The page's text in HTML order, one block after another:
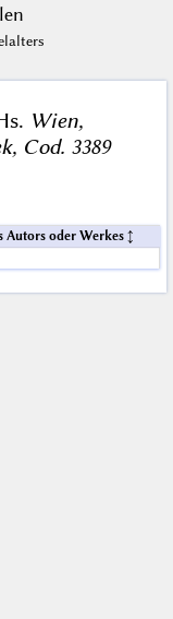
Wien,
Cod. 3389
Autors oder Werkes